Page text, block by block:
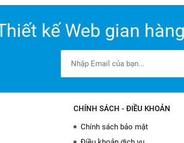
kế Web gian
CHÍNH SÁCH - ĐIỀU KHOẢN
Chính sách bảo mật